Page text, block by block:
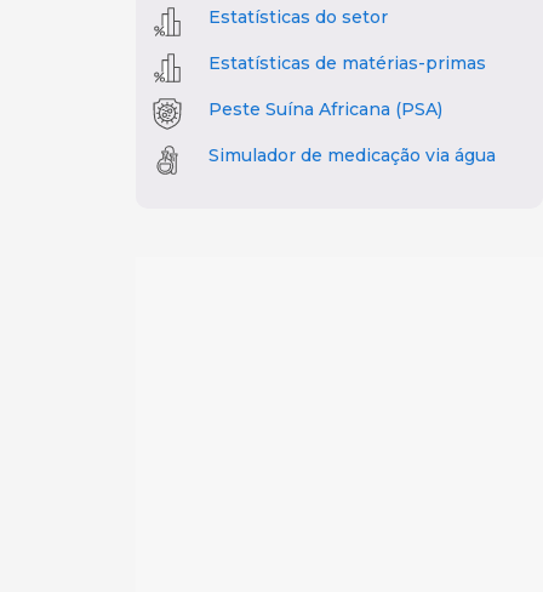
Estatísticas do setor
Estatísticas de matérias-primas
Peste Suína Africana (PSA)
Simulador de medicação via água